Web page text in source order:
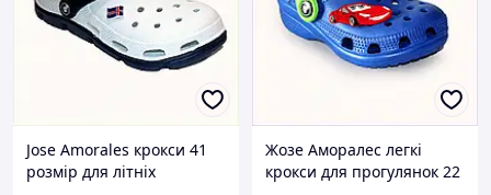
Jose Amorales крокси 41
розмір для літніх
Жозе Аморалес легкі
крокси для прогулянок 22